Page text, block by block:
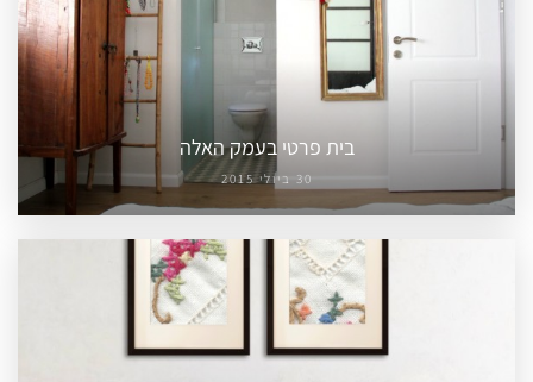
בית פרטי בעמק האלה
30 ביולי 2015